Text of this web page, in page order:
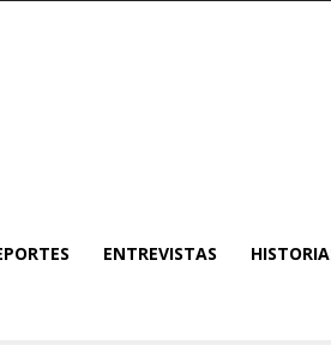
ENTREVISTAS